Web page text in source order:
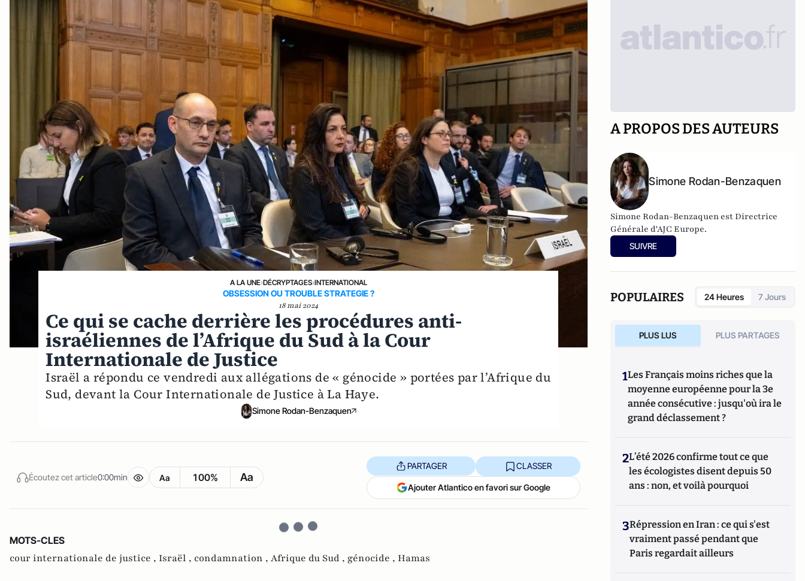
A LA UNE›DÉCRYPTAGES›INTERNATIONAL
OBSESSION OU TROUBLE STRATEGIE ?
18 mai 2024
Ce qui se cache derrière les procédures anti-
israéliennes de l’Afrique du Sud à la Cour
Internationale de Justice
Israël a répondu ce vendredi aux allégations de « génocide » portées par l’Afrique du
Sud, devant la Cour Internationale de Justice à La Haye.
Simone Rodan-Benzaquen
Écoutez cet article0:00min Aa 100% Aa
PARTAGER CLASSER
Ajouter Atlantico en favori sur Google
MOTS-CLES
cour internationale de justice , Israël , condamnation , Afrique du Sud , génocide , Hamas
A PROPOS DES AUTEURS
Simone Rodan-Benzaquen
Simone Rodan-Benzaquen est Directrice
Générale d'AJC Europe.
SUIVRE
POPULAIRES 24 Heures 7 Jours
PLUS LUS PLUS PARTAGES
1Les Français moins riches que la
moyenne européenne pour la 3e
année consécutive : jusqu'où ira le
grand déclassement ?
2L’été 2026 confirme tout ce que
les écologistes disent depuis 50
ans : non, et voilà pourquoi
3Répression en Iran : ce qui s'est
vraiment passé pendant que
Paris regardait ailleurs